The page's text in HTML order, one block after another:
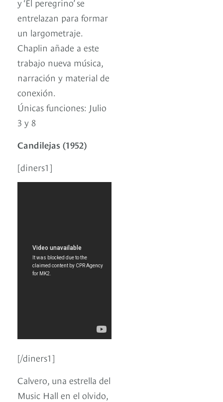
entrelazan para formar
un largometraje.
Chaplin añade a este
trabajo nueva música,
narración y material de
conexión.
Únicas funciones: Julio
3 y 8
Candilejas (1952)
[diners1]
[/diners1]
Calvero, una estrella del
Music Hall en el olvido,